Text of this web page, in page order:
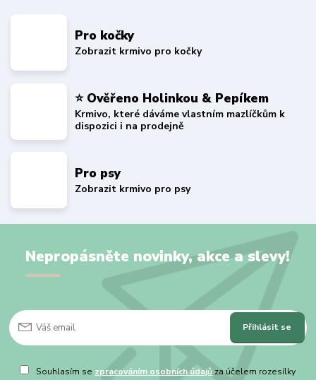
Pro kočky
Zobrazit krmivo pro kočky
⭐ Ověřeno Holinkou & Pepíkem
Krmivo, které dáváme vlastním mazlíčkům k
dispozici i na prodejně
Pro psy
Zobrazit krmivo pro psy
Nepropásněte novinky, akce a slevy!
Přihlásit se
Souhlasím se zpracováním osobních údajů za účelem rozesílky